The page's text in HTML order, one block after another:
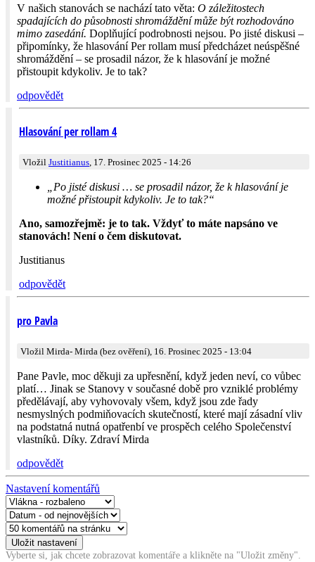
V našich stanovách se nachází tato věta: O záležitostech
spadajících do působnosti shromáždění může být rozhodováno
mimo zasedání. Doplňující podrobnosti nejsou. Po jisté diskusi –
připomínky, že hlasování Per rollam musí předcházet neúspěšné
shromáždění – se prosadil názor, že k hlasování je možné
přistoupit kdykoliv. Je to tak?
odpovědět
Hlasování per rollam 4
Vložil Justitianus, 17. Prosinec 2025 - 14:26
„Po jisté diskusi … se prosadil názor, že k hlasování je
možné přistoupit kdykoliv. Je to tak?“
Ano, samozřejmě: je to tak. Vždyť to máte napsáno ve
stanovách! Není o čem diskutovat.
Justitianus
odpovědět
pro Pavla
Vložil Mirda- Mirda (bez ověření), 16. Prosinec 2025 - 13:04
Pane Pavle, moc děkuji za upřesnění, když jeden neví, co vůbec
platí… Jinak se Stanovy v současné době pro vzniklé problémy
předělávají, aby vyhovovaly všem, když jsou zde řady
nesmyslných podmiňovacích skutečností, které mají zásadní vliv
na podstatná nutná opatřenbí ve prospěch celého Společenství
vlastníků. Díky. Zdraví Mirda
odpovědět
Nastavení komentářů
Vyberte si, jak chcete zobrazovat komentáře a klikněte na "Uložit změny".